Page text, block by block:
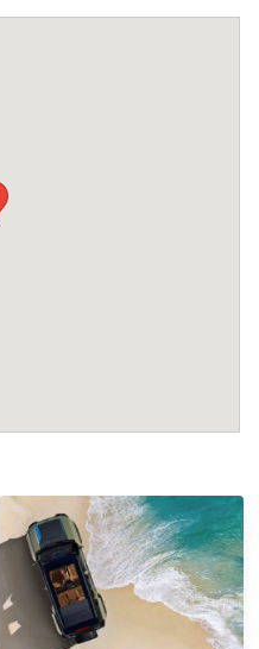
în momentul
pentru
se pot aplica condiții